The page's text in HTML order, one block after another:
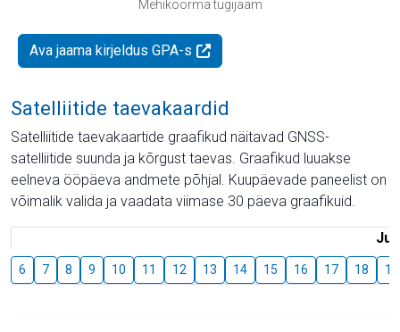
Mehikoorma tugijaam
Ava jaama kirjeldus GPA-s
Satelliitide taevakaardid
Satelliitide taevakaartide graafikud näitavad GNSS-
satelliitide suunda ja kõrgust taevas. Graafikud luuakse
eelneva ööpäeva andmete põhjal. Kuupäevade paneelist on
võimalik valida ja vaadata viimase 30 päeva graafikuid.
6 7 8 9 10 11 12 13 14 15 16 17 18 19